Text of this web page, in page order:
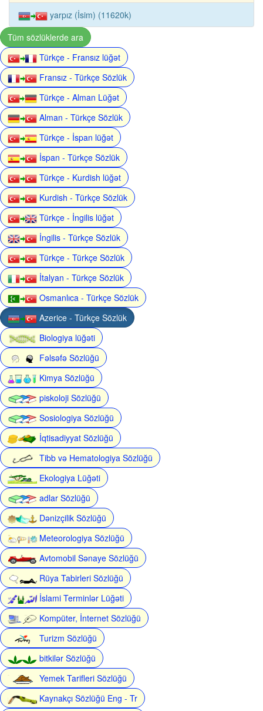
yarpız (İsim) (11620k)
Tüm sözlüklerde ara
Türkçe - Fransız lüğət
Fransız - Türkçe Sözlük
Türkçe - Alman Lüğət
Alman - Türkçe Sözlük
Türkçe - İspan lüğət
İspan - Türkçe Sözlük
Türkçe - Kurdish lüğət
Kurdish - Türkçe Sözlük
Türkçe - İngilis lüğət
İngilis - Türkçe Sözlük
Türkçe - Türkçe Sözlük
İtalyan - Türkçe Sözlük
Osmanlıca - Türkçe Sözlük
Azerice - Türkçe Sözlük
Biologiya lüğəti
Fəlsəfə Sözlüğü
Kimya Sözlüğü
piskoloji Sözlüğü
Sosiologiya Sözlüğü
İqtisadiyyat Sözlüğü
Tibb və Hematologiya Sözlüğü
Ekologiya Lüğəti
adlar Sözlüğü
Dənizçilik Sözlüğü
Meteorologiya Sözlüğü
Avtomobil Sənaye Sözlüğü
Rüya Tabirleri Sözlüğü
İslami Terminlər Lüğəti
Kompüter, İnternet Sözlüğü
Turizm Sözlüğü
bitkilər Sözlüğü
Yemek Tarifleri Sözlüğü
Kaynakçı Sözlüğü Eng - Tr